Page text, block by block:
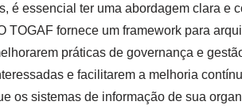
é essencial ter uma abordagem clara e
TOGAF fornece um framework para
práticas de governança e
e facilitarem a melhoria
os sistemas de informação de sua